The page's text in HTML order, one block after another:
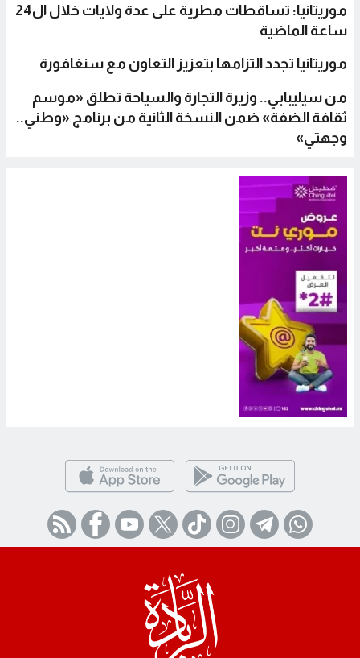
موريتانيا: تساقطات مطرية على عدة ولايات خلال ال24
ساعة الماضية
موريتانيا تجدد التزامها بتعزيز التعاون مع سنغافورة
من سيليبابي.. وزيرة التجارة والسياحة تطلق «موسم
ثقافة الضفة» ضمن النسخة الثانية من برنامج «وطني..
وجهتي»